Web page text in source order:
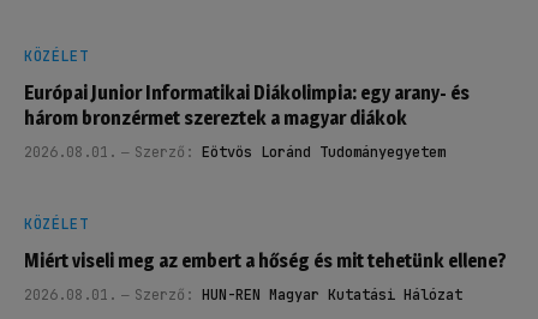
KÖZÉLET
Európai Junior Informatikai Diákolimpia: egy arany- és
három bronzérmet szereztek a magyar diákok
2026.08.01. Szerző: Eötvös Loránd Tudományegyetem
KÖZÉLET
Miért viseli meg az embert a hőség és mit tehetünk ellene?
2026.08.01. Szerző: HUN-REN Magyar Kutatási Hálózat